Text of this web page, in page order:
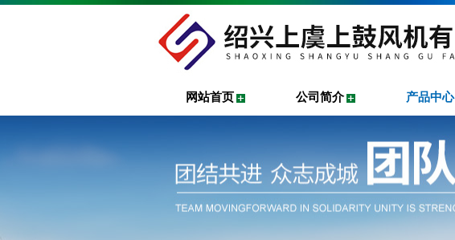
网站首页 公司简介 产品中心